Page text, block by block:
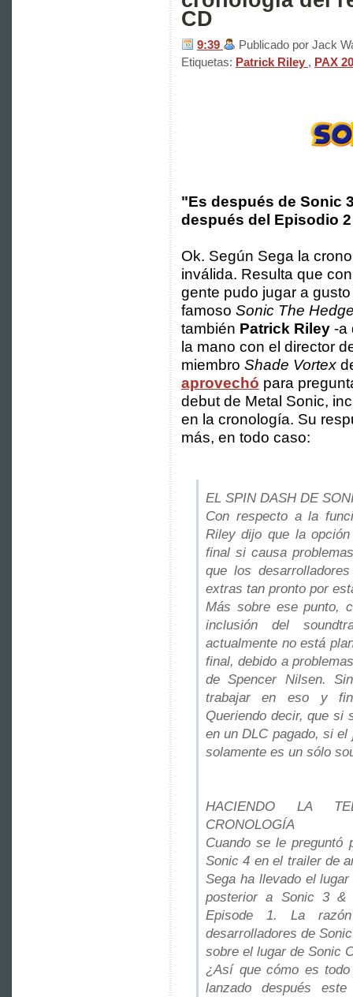
CD
9:39
Publicado por Jack
Etiquetas: Patrick Riley , PAX
"Es después de Sonic
después del Episodio
Ok. Según Sega la
inválida. Resulta que
gente pudo jugar a
famoso Sonic The
también Patrick Riley -a
la mano con el director
miembro Shade Vortex
aprovechó para
debut de Metal Sonic,
en la cronología. Su
más, en todo caso:
EL SPIN DASH DE
Con respecto a la
Riley dijo que la
final si causa
que los
extras tan pronto por
Más sobre ese punto,
inclusión del
actualmente no está
final, debido a
de Spencer Nilsen.
trabajar en eso y
Queriendo decir, que si
en un DLC pagado, si
solamente es un sólo
HACIENDO LA
CRONOLOGÍA
Cuando se le preguntó
Sonic 4 en el trailer de
Sega ha llevado el
posterior a Sonic 3 &
Episode 1. La
desarrolladores de
sobre el lugar de Sonic
¿Así que cómo es
lanzado después